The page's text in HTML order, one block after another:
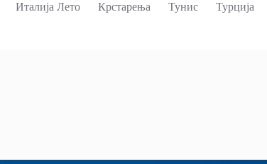
Италија Лето Крстарења Тунис Турција